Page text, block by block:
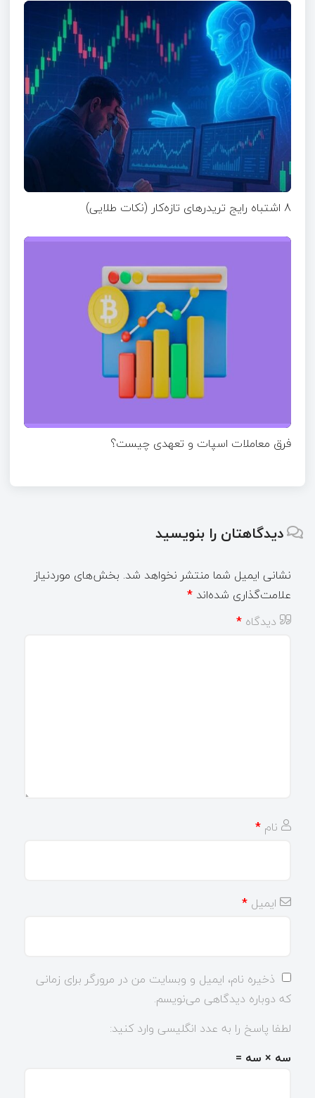
8 اشتباه رایج تریدرهای تازه‌کار (نکات طلایی)
فرق معاملات اسپات و تعهدی چیست؟
دیدگاهتان را بنویسید
نشانی ایمیل شما منتشر نخواهد شد. بخش‌های موردنیاز
علامت‌گذاری شده‌اند *
دیدگاه *
نام *
ایمیل *
ذخیره نام، ایمیل و وبسایت من در مرورگر برای زمانی
که دوباره دیدگاهی می‌نویسم.
لطفا پاسخ را به عدد انگلیسی وارد کنید:
سه × سه =